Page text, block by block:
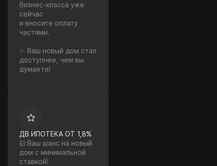
бизнес-класса уже
сейчас
и вносите оплату
частями.
✨ Ваш новый дом стал
доступнее, чем вы
думаете!
ДВ ИПОТЕКА ОТ 1,8%
☑️ Ваш шанс на новый
дом с минимальной
ставкой!